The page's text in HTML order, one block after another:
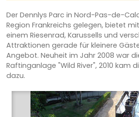
Der Dennlys Parc in Nord-Pas-de-
Region Frankreichs gelegen, bietet
einem Riesenrad, Karussells und
Attraktionen gerade für kleinere
Angebot. Neuheit im Jahr 2008 war
Raftinganlage "Wild River", 2010 kam
dazu.